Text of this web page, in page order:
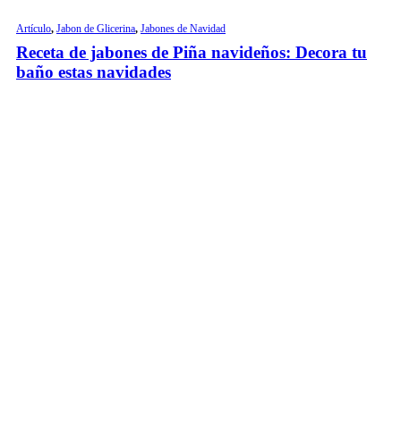
Artículo, Jabon de Glicerina, Jabones de Navidad
Receta de jabones de Piña navideños: Decora tu
baño estas navidades